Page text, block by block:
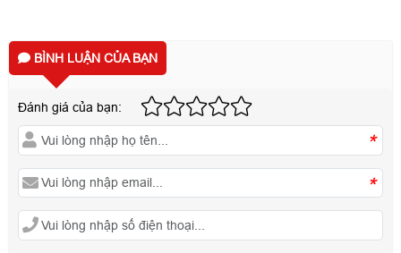
BÌNH LUẬN CỦA BẠN
Đánh giá của bạn:
*
*